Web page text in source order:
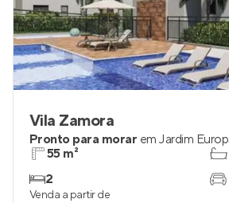
Vila Zamora
Pronto para morar em Jardim
55 m²
2
Venda a partir de